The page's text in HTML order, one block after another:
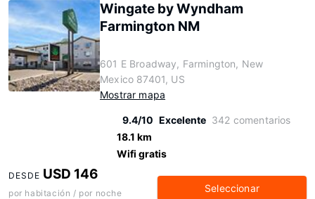
Wingate by Wyndham
Farmington NM
601 E Broadway, Farmington, New
Mexico 87401, US
Mostrar mapa
9.4/10 Excelente 342 comentarios
18.1 km
Wifi gratis
DESDE USD 146
por habitación / por noche Seleccionar